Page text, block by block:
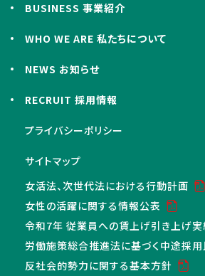
BUSINESS 事業紹介
WHO WE ARE 私たちについて
NEWS お知らせ
RECRUIT 採用情報
プライバシーポリシー
サイトマップ
女活法、次世代法における行動計画
女性の活躍に関する情報公表
令和7年 従業員への賃上げ引き上げ
労働施策総合推進法に基づく中途採
反社会的勢力に関する基本方針